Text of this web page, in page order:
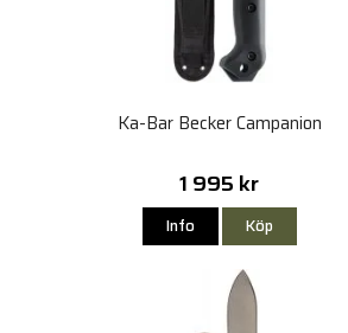
Ka-Bar Becker Campanion
1 995 kr
Info Köp